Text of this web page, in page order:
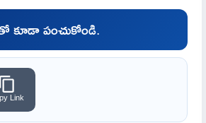
కూడా పంచుకోండి.
Link